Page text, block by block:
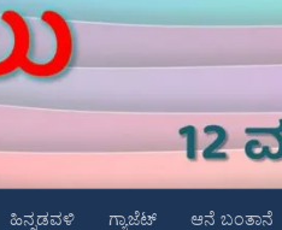
ಹಿನ್ನಡವಳಿ ಗ್ಯಾಜೆಟ್ ಆನೆ ಬಂತಾನೆ